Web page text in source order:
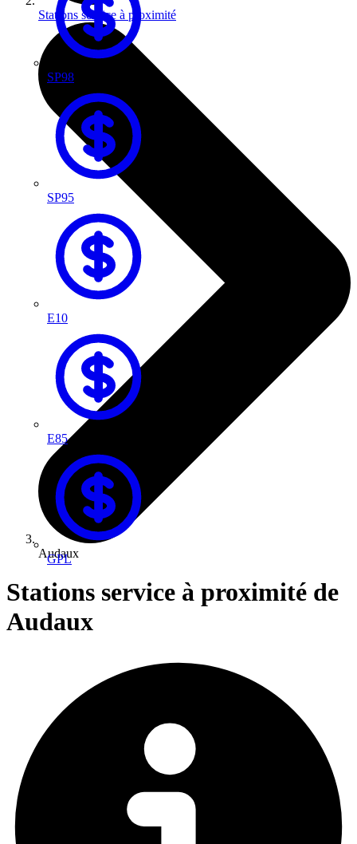
SP98
SP95
E10
E85
GPL
Stations service à proximité
Audaux
Stations service à proximité de
Audaux